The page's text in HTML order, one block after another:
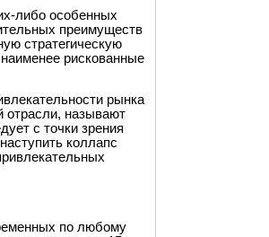
либо особенных
преимуществ
стратегическую
рискованные
рынка
отрасли, называют
с точки зрения
коллапс
по любому